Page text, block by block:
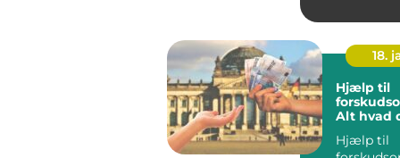
18.
Hjælp til
Alt hvad
Hjælp til